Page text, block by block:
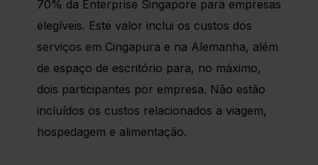
70% da Enterprise Singapore para empresas
elegíveis. Este valor inclui os custos dos
serviços em Cingapura e na Alemanha, além
de espaço de escritório para, no máximo,
dois participantes por empresa. Não estão
incluídos os custos relacionados a viagem,
hospedagem e alimentação.